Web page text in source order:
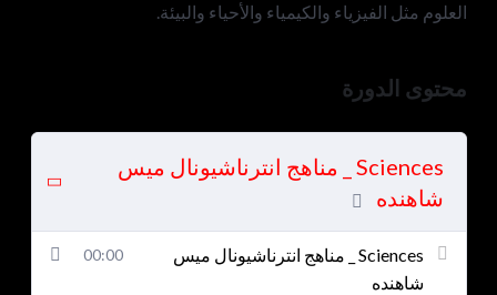
العلوم مثل الفيزياء والكيمياء والأحياء والبيئة.
محتوى الدورة
Sciences _ مناهج انترناشيونال ميس
شاهنده
Sciences _ مناهج انترناشيونال ميس
شاهنده
00:00